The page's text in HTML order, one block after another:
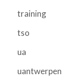
training
tso
ua
uantwerpen